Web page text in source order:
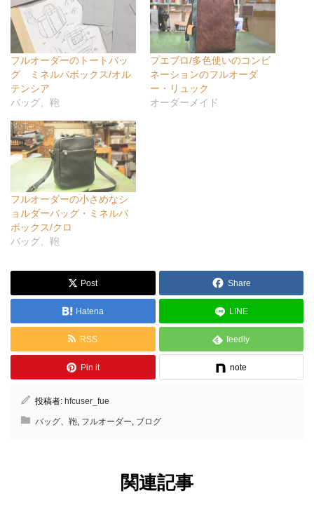
フルオーダーのトートバッ
グ ミネルバボックス/オル
テンシア
バッグ、鞄
プエブロ/多色使いのコンビ
ネーションのフルオーダ
ー・リュック
オーダーメイド
フルオーダーの小さめなシ
ョルダーバッグ・ミネルバ
ボックス/クロ
バッグ、鞄
Post Share
Hatena LINE
RSS feedly
Pin it note
投稿者: hfcuser_fue
バッグ、鞄, フルオーダー, ブログ
関連記事